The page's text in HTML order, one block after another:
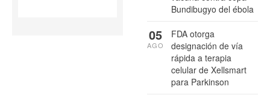
Bundibugyo del ébola
FDA otorga
designación de vía
rápida a terapia
celular de Xellsmart
para Parkinson
05
AGO